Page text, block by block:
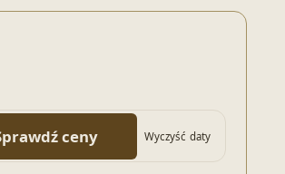
ceny Wyczyść daty